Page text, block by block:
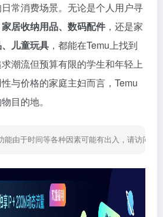
常消费场景。无论是个人用户寻
居收纳用品、数码配件 ，还是家
儿童玩具 ，都能在Temu上找到
潮流但预算有限的学生和年轻上
与价格的家庭主妇而言，Temu
目的地。
能由于时间等各种因素可能有出入，请访问网